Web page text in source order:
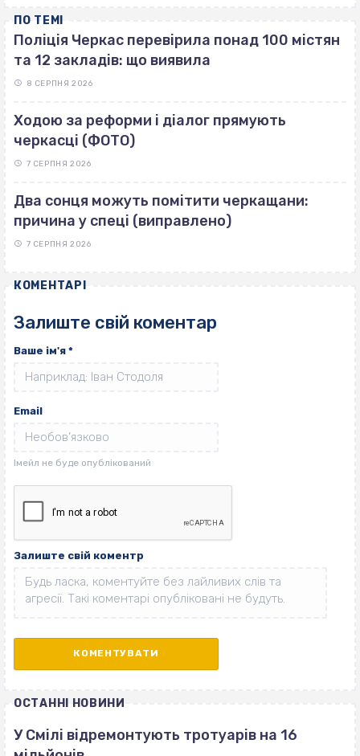
ПО ТЕМІ
Поліція Черкас перевірила понад 100 містян
та 12 закладів: що виявила
8 СЕРПНЯ 2026
Ходою за реформи і діалог прямують
черкасці (ФОТО)
7 СЕРПНЯ 2026
Два сонця можуть помітити черкащани:
причина у спеці (виправлено)
7 СЕРПНЯ 2026
КОМЕНТАРІ
Залиште свій коментар
Ваше ім'я *
Email
Залиште свій коментр
ОСТАННІ НОВИНИ
У Смілі відремонтують тротуарів на 16